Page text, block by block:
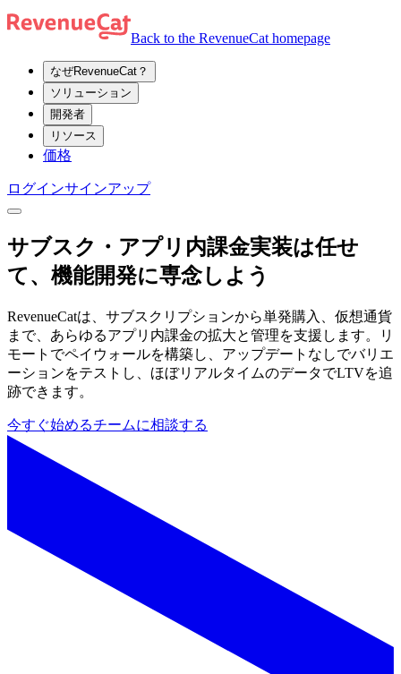
Back to the RevenueCat homepage
なぜRevenueCat？
ソリューション
開発者
リソース
価格
ログインサインアップ
サブスク・アプリ内課金実装は任せ
て、機能開発に専念しよう
RevenueCatは、サブスクリプションから単発購入、仮想通貨
まで、あらゆるアプリ内課金の拡大と管理を支援します。リ
モートでペイウォールを構築し、アップデートなしでバリエ
ーションをテストし、ほぼリアルタイムのデータでLTVを追
跡できます。
今すぐ始めるチームに相談する